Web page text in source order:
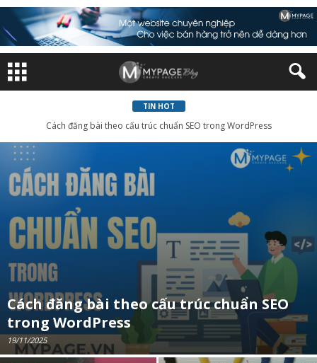
TIN HOT
Cách đăng bài theo cấu trúc chuẩn SEO trong WordPress
Cách đăng bài theo cấu trúc chuẩn SEO
trong WordPress
19/11/2025